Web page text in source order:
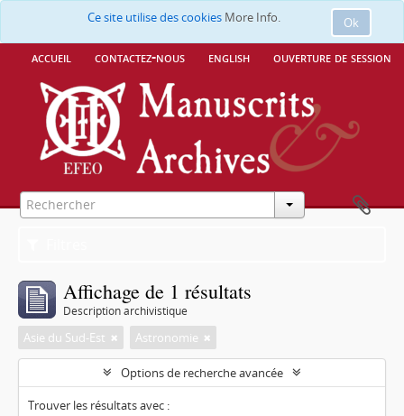
Ok
Ce site utilise des cookies More Info.
accueil contactez-nous english ouverture de session
Affichage de 1 résultats
Description archivistique
Asie du Sud-Est Astronomie
Options de recherche avancée
Trouver les résultats avec :